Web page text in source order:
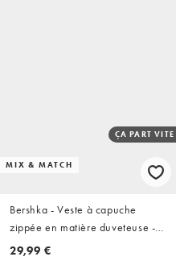
MIX & MATCH
ÇA PART VITE
Bershka - Veste à capuche
zippée en matière duveteuse -
Noir
29,99 €